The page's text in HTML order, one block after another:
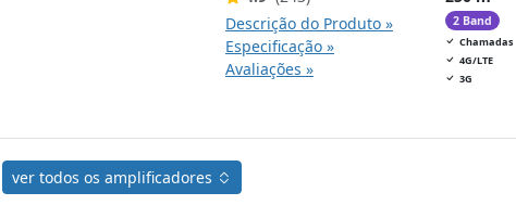
Descrição do Produto »
Especificação »
Avaliações »
2 Band
Chamadas
4G/LTE
3G
ver todos os amplificadores